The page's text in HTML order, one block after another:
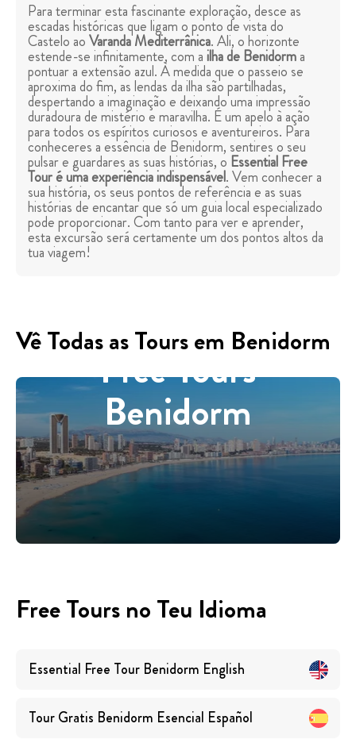
Para terminar esta fascinante exploração, desce as
escadas históricas que ligam o ponto de vista do
Castelo aoVaranda Mediterrânica. Ali, o horizonte
estende-se infinitamente, com ailha de Benidorma
pontuar a extensão azul. À medida que o passeio se
aproxima do fim, as lendas da ilha são partilhadas,
despertando a imaginação e deixando uma impressão
duradoura de mistério e maravilha. É um apelo à ação
para todos os espíritos curiosos e aventureiros. Para
conheceres a essência de Benidorm, sentires o seu
pulsar e guardares as suas histórias, o Essential Free
Tour é uma experiência indispensável. Vem conhecer a
sua história, os seus pontos de referência e as suas
histórias de encantar que só um guia local especializado
pode proporcionar. Com tanto para ver e aprender,
esta excursão será certamente um dos pontos altos da
tua viagem!
Vê Todas as Tours em Benidorm
Free Tours
Benidorm
Free Tours no Teu Idioma
Essential Free Tour Benidorm English
Tour Gratis Benidorm Esencial Español